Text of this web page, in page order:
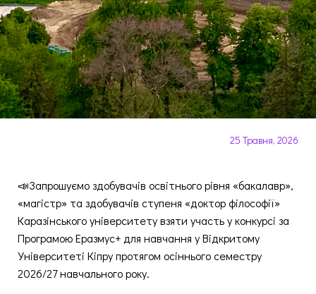
25 Травня, 2026
📣Запрошуємо здобувачів освітнього рівня «бакалавр»,
«магістр» та здобувачів ступеня «доктор філософії»
Каразінського університету взяти участь у конкурсі за
Програмою Еразмус+ для навчання у Відкритому
Університеті Кіпру протягом осіннього семестру
2026/27 навчального року.